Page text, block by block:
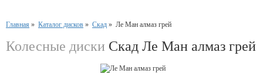
Главная » Каталог дисков » Скад » Ле Ман алмаз грей
Колесные диски Скад Ле Ман алмаз грей